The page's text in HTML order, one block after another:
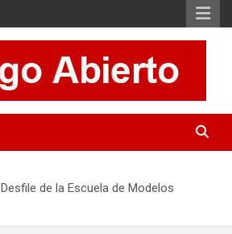
de actualidad buscando hacer un
información relevante de lo que
de la Escuela de Modelos